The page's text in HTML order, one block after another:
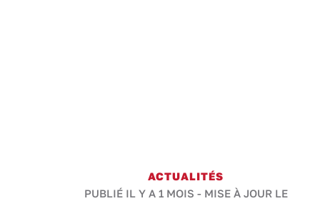
ACTUALITÉS
PUBLIÉ IL Y A 1 MOIS - MISE À JOUR LE